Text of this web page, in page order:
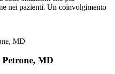
nei pazienti. Un coinvolgimento
MD